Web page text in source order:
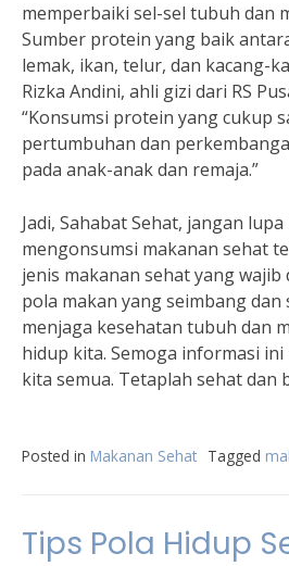
memperbaiki sel-sel tubuh dan
Sumber protein yang baik
lemak, ikan, telur, dan kacang-
Rizka Andini, ahli gizi dari RS
“Konsumsi protein yang cukup
pertumbuhan dan
pada anak-anak dan remaja.”
Jadi, Sahabat Sehat, jangan
mengonsumsi makanan sehat
jenis makanan sehat yang wajib
pola makan yang seimbang
menjaga kesehatan tubuh dan
hidup kita. Semoga informasi
kita semua. Tetaplah sehat dan
Posted in Makanan Sehat Tagged
Tips Pola Hidup